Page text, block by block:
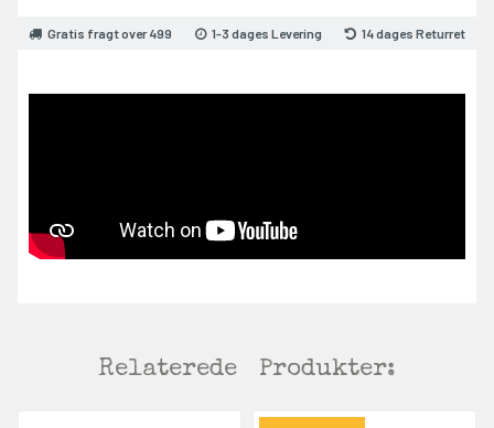
Gratis fragt over 499 1-3 dages Levering 14 dages Returret
Relaterede Produkter: